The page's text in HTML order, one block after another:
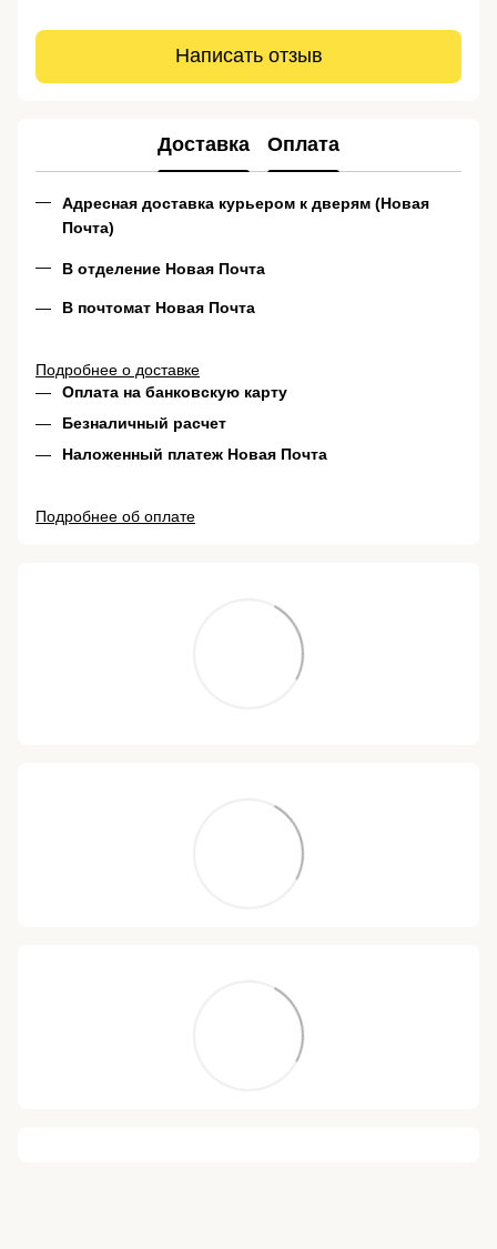
Написать отзыв
Доставка Оплата
Адресная доставка курьером к дверям (Новая
Почта)
В отделение Новая Почта
В почтомат Новая Почта
Подробнее о доставке
Оплата на банковскую карту
Безналичный расчет
Наложенный платеж Новая Почта
Подробнее об оплате